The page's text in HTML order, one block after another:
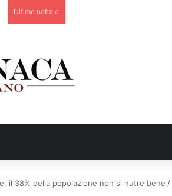
Ultime notizie
il 38% della popolazione non si nutre bene /